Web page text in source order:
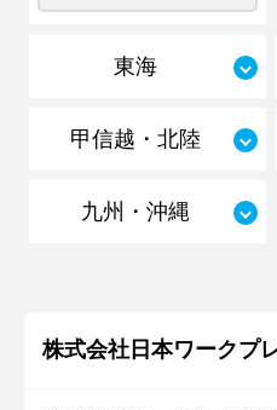
東海
甲信越・北陸
九州・沖縄
株式会社日本ワークプ